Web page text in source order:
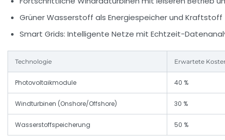
Grüner Wasserstoff als Energiespeicher und Kraftstoff
Smart Grids: Intelligente Netze mit Echtzeit-
Technologie Erwartete
Photovoltaikmodule 40 %
Windturbinen (Onshore/Offshore) 30 %
Wasserstoffspeicherung 50 %